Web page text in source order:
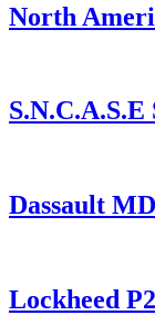
North
Dassault
Lockheed